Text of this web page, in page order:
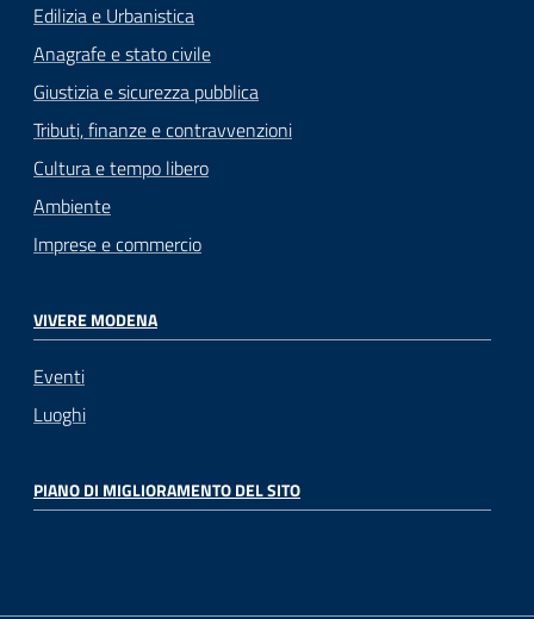
Edilizia e Urbanistica
Anagrafe e stato civile
Giustizia e sicurezza pubblica
Tributi, finanze e contravvenzioni
Cultura e tempo libero
Ambiente
Imprese e commercio
VIVERE MODENA
Eventi
Luoghi
PIANO DI MIGLIORAMENTO DEL SITO